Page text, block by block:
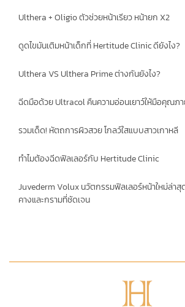
Ulthera + Oligio ตัวช่วยหน้าเรียว หน้ายก X2
ดูดไขมันเติมหน้าเด็กที่ Hertitude Clinic ดียังไง?
Ulthera VS Ulthera Prime ต่างกันยังไง?
ฉีดมือด้วย Ultracol คืนความอ่อนเยาว์ให้มือคุณภา
รวมเด็ด! หัตถการผิวสวย โกลว์ใสแบบสาวเกาหลี
ทําไมต้องฉีดฟิลเลอร์กับ Hertitude Clinic
Juvederm Volux นวัตกรรมฟิลเลอร์หน้าใหม่ล่า
คางและกรามที่ชัดเจน